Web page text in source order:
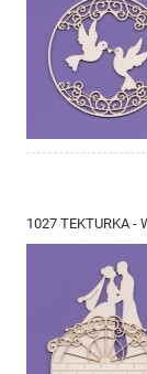
1027 TEKTURKA -